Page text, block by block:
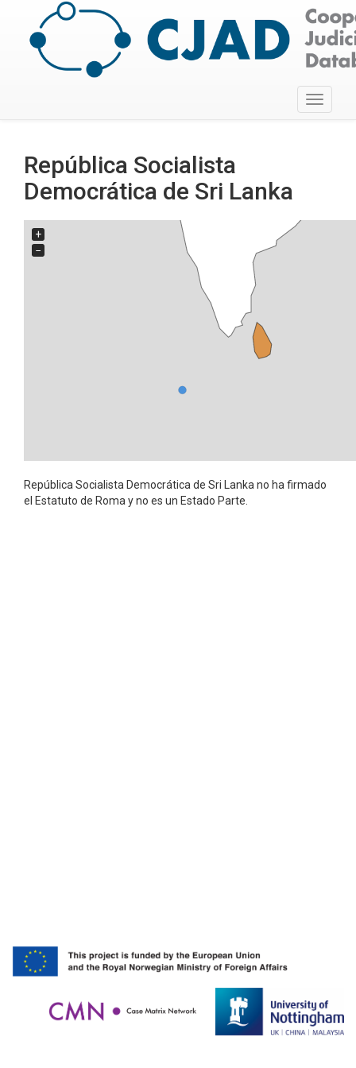
Toggle
República Socialista
Democrática de Sri Lanka
+
−
República Socialista Democrática de Sri Lanka no ha firmado
el Estatuto de Roma y no es un Estado Parte.